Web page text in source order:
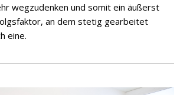
wegzudenken und somit ein äußerst
an dem stetig gearbeitet
eine.